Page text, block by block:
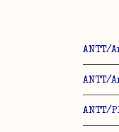
ANTT/
ANTT/